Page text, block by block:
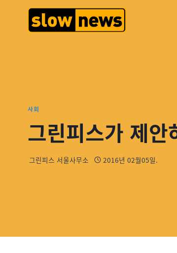
사회
그린피스가 제안
그린피스 서울사무소 2016년 02월05일.